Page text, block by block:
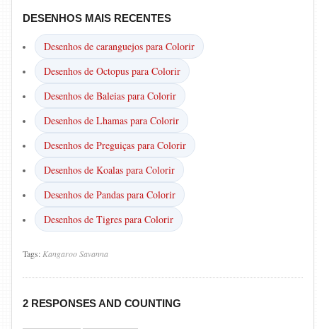
DESENHOS MAIS RECENTES
Desenhos de caranguejos para Colorir
Desenhos de Octopus para Colorir
Desenhos de Baleias para Colorir
Desenhos de Lhamas para Colorir
Desenhos de Preguiças para Colorir
Desenhos de Koalas para Colorir
Desenhos de Pandas para Colorir
Desenhos de Tigres para Colorir
Tags: KangarooSavanna
2 RESPONSES AND COUNTING